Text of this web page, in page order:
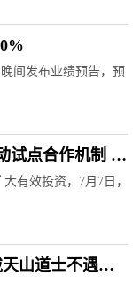
间发布业绩预告，预
试点合作机制 助
有效投资，7月7日，
山道士不遇李